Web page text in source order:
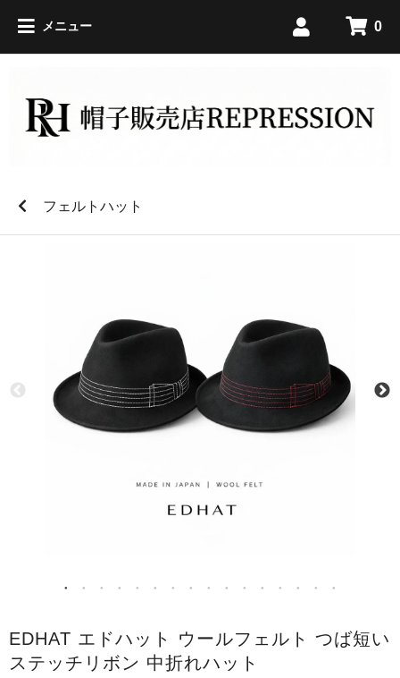
メニュー 0
フェルトハット
EDHAT エドハット ウールフェルト つば短い
ステッチリボン 中折れハット